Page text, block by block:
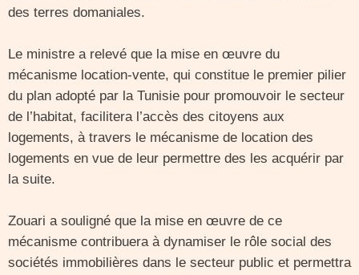
des terres domaniales.
Le ministre a relevé que la mise en œuvre du
mécanisme location-vente, qui constitue le premier pilier
du plan adopté par la Tunisie pour promouvoir le secteur
de l’habitat, facilitera l’accès des citoyens aux
logements, à travers le mécanisme de location des
logements en vue de leur permettre des les acquérir par
la suite.
Zouari a souligné que la mise en œuvre de ce
mécanisme contribuera à dynamiser le rôle social des
sociétés immobilières dans le secteur public et permettra